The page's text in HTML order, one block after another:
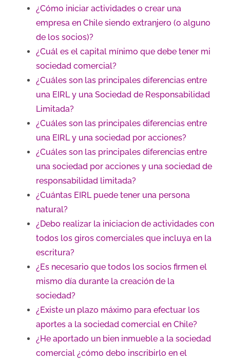
¿Cómo iniciar actividades o crear una
empresa en Chile siendo extranjero (o alguno
de los socios)?
¿Cuál es el capital mínimo que debe tener mi
sociedad comercial?
¿Cuáles son las principales diferencias entre
una EIRL y una Sociedad de Responsabilidad
Limitada?
¿Cuáles son las principales diferencias entre
una EIRL y una sociedad por acciones?
¿Cuáles son las principales diferencias entre
una sociedad por acciones y una sociedad de
responsabilidad limitada?
¿Cuántas EIRL puede tener una persona
natural?
¿Debo realizar la iniciacion de actividades con
todos los giros comerciales que incluya en la
escritura?
¿Es necesario que todos los socios firmen el
mismo día durante la creación de la
sociedad?
¿Existe un plazo máximo para efectuar los
aportes a la sociedad comercial en Chile?
¿He aportado un bien inmueble a la sociedad
comercial ¿cómo debo inscribirlo en el